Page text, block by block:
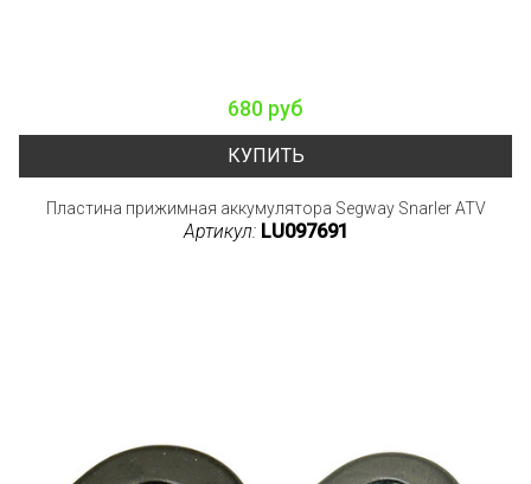
680 руб
КУПИТЬ
Пластина прижимная аккумулятора Segway Snarler ATV
Артикул: LU097691